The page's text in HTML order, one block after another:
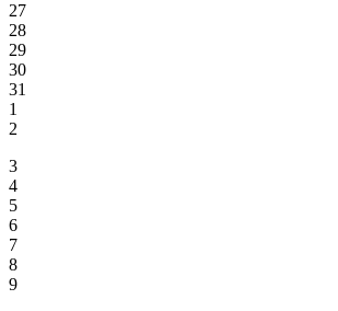
27
28
29
30
31
1
2
3
4
5
6
7
8
9